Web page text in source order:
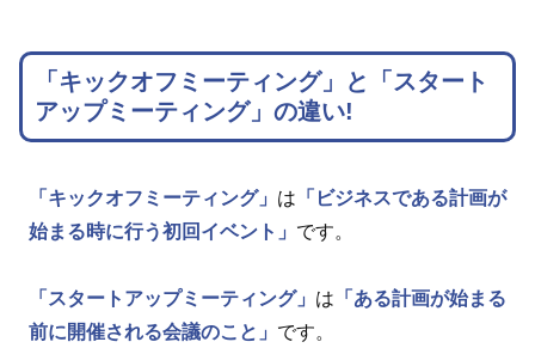
「キックオフミーティング」と「スタート
アップミーティング」の違い!
「キックオフミーティング」 は 「ビジネスである計画が
始まる時に行う初回イベント」 です。
「スタートアップミーティング」 は 「ある計画が始まる
前に開催される会議のこと」 です。